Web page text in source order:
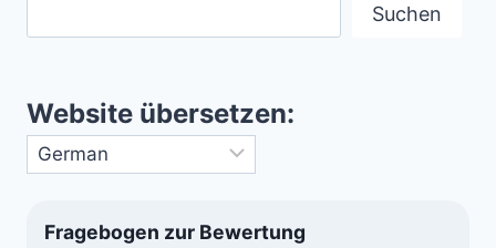
Suchen
Website übersetzen:
Fragebogen zur Bewertung